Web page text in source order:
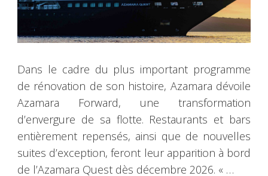
Dans le cadre du plus important programme
de rénovation de son histoire, Azamara dévoile
Azamara Forward, une transformation
d’envergure de sa flotte. Restaurants et bars
entièrement repensés, ainsi que de nouvelles
suites d’exception, feront leur apparition à bord
de l’Azamara Quest dès décembre 2026. « …